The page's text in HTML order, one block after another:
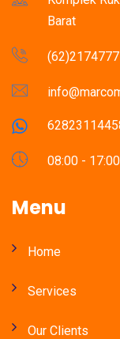
Barat
08:00 - 17:00
Menu
Home
Services
Our Clients